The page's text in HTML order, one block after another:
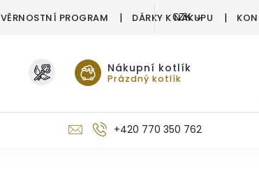
VĚRNOSTNÍ PROGRAM DÁRKY K NÁKUPU
CZK
Nákupní kotlík
Prázdný kotlík
+420 770 350 762